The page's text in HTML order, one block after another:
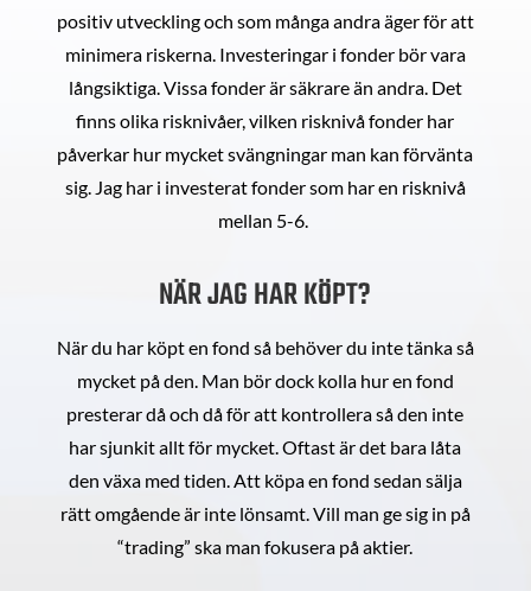
positiv utveckling och som många andra äger för att
minimera riskerna. Investeringar i fonder bör vara
långsiktiga. Vissa fonder är säkrare än andra. Det
finns olika risknivåer, vilken risknivå fonder har
påverkar hur mycket svängningar man kan förvänta
sig. Jag har i investerat fonder som har en risknivå
mellan 5-6.
NÄR JAG HAR KÖPT?
När du har köpt en fond så behöver du inte tänka så
mycket på den. Man bör dock kolla hur en fond
presterar då och då för att kontrollera så den inte
har sjunkit allt för mycket. Oftast är det bara låta
den växa med tiden. Att köpa en fond sedan sälja
rätt omgående är inte lönsamt. Vill man ge sig in på
“trading” ska man fokusera på aktier.